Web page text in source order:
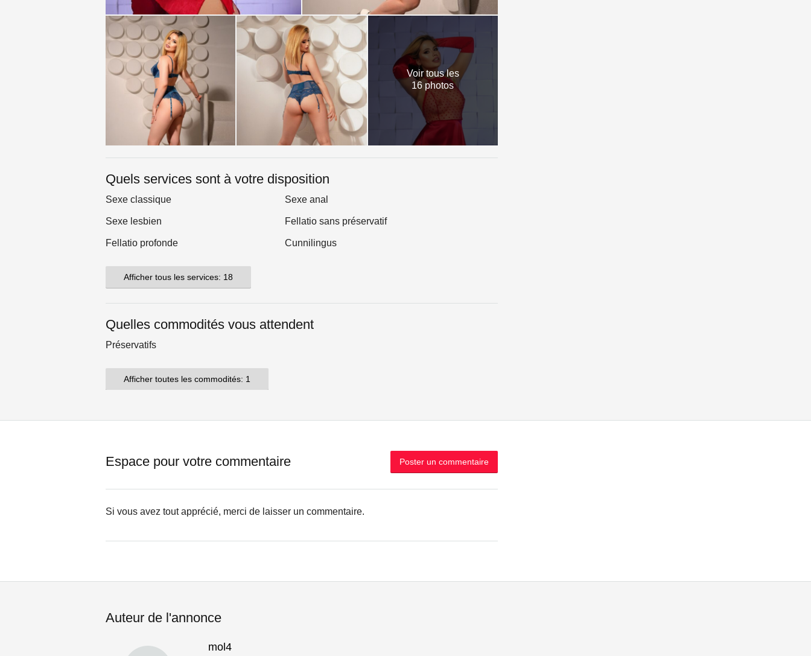
Voir tous les
16 photos
Quels services sont à votre disposition
Sexe classique Sexe anal
Sexe lesbien Fellatio sans préservatif
Fellatio profonde Cunnilingus
Afficher tous les services: 18
Quelles commodités vous attendent
Préservatifs
Afficher toutes les commodités: 1
Espace pour votre commentaire Poster un commentaire
Si vous avez tout apprécié, merci de laisser un commentaire.
Auteur de l'annonce
mol4